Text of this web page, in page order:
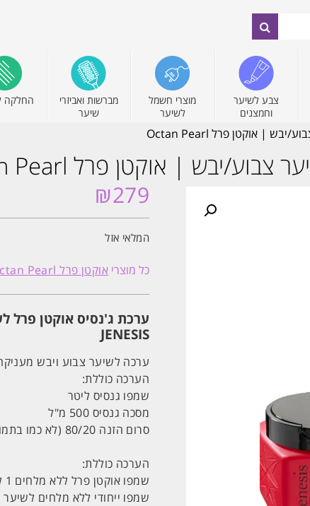
צבע לשיער
וחמצנים
מוצרי חשמל
לשיער
מברשות ואביזרי
שיער
החלקה
₪279
המלאי אזל
כל מוצרי אוקטן פרל Octan Pearl
JENESIS
ערכה לשיער צבוע ויבש
הערכה כוללת:
שמפו גנסיס ליטר
מסכה גנסיס 500 מ"ל
סרום הזנה 80/20 (לא כמו בתמונה) 125 מ"ל
הערכה כוללת:
שמפו אוקטן פרל ללא מלחים 1 ליטר
שמפו ייחודי ללא מלחים